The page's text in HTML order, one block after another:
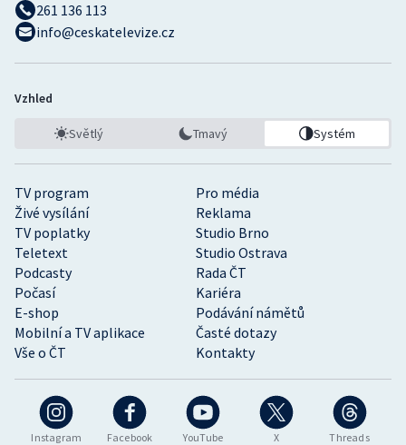
Instagram Facebook YouTube X Threads
TV program
Pro média
Živé vysílání
Reklama
TV poplatky
Studio Brno
Teletext
Studio Ostrava
Podcasty
Rada ČT
Počasí
Kariéra
E-shop
Podávání námětů
Mobilní a TV aplikace
Časté dotazy
Vše o ČT
Kontakty
261 136 113
info@ceskatelevize.cz
Vzhled
Světlý Tmavý Systém